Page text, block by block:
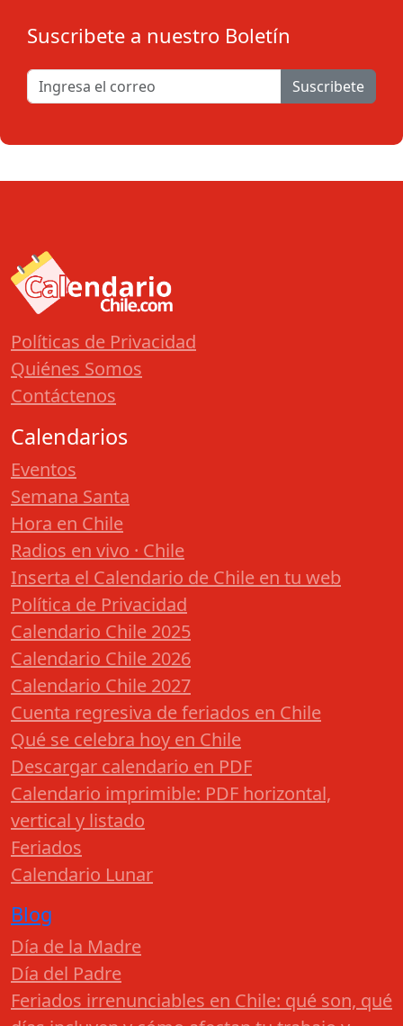
Suscribete a nuestro Boletín
Suscribete
Políticas de Privacidad
Quiénes Somos
Contáctenos
Calendarios
Eventos
Semana Santa
Hora en Chile
Radios en vivo · Chile
Inserta el Calendario de Chile en tu web
Política de Privacidad
Calendario Chile 2025
Calendario Chile 2026
Calendario Chile 2027
Cuenta regresiva de feriados en Chile
Qué se celebra hoy en Chile
Descargar calendario en PDF
Calendario imprimible: PDF horizontal,
vertical y listado
Feriados
Calendario Lunar
Blog
Día de la Madre
Día del Padre
Feriados irrenunciables en Chile: qué son, qué